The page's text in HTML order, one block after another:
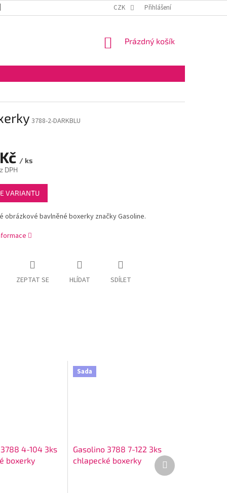
OBCHODNÍ PODMÍNKY VELKOOBCHOD
CZK Přihlášení
NÁKUPNÍ
Prázdný košík
3788-2-DARKBLU
/ ks
DPH
VARIANTU
obrázkové bavlněné boxerky značky Gasoline.
ZEPTAT SE HLÍDAT SDÍLET
4-104 3ks
boxerky
Sada
Gasolino 3788 7-122 3ks
chlapecké boxerky
Další
produkt